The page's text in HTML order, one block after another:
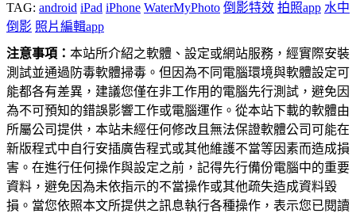
TAG: android iPad iPhone WaterMyPhoto 倒影特效 拍照app 水中
倒影 照片編輯app
注意事項： 本站所介紹之軟體、設定或網站服務，經實際安裝
測試並通過防毒軟體掃毒。但因為不同電腦環境與軟體設定可
能都各有差異，建議您僅在非工作用的電腦先行測試，避免因
為不可預知的錯誤影響工作或電腦運作。從本站下載的軟體由
所屬公司提供，本站未經任何修改且無法保證軟體公司可能在
新版程式中自行安插廣告程式或其他維護不當等因素而造成損
害。在進行任何操作與設定之前，記得先行備份電腦中的重要
資料，避免因為未依指示的不當操作或其他疏失造成資料毀
損。當您依照本文所提供之訊息執行各種操作，表示您已閱讀